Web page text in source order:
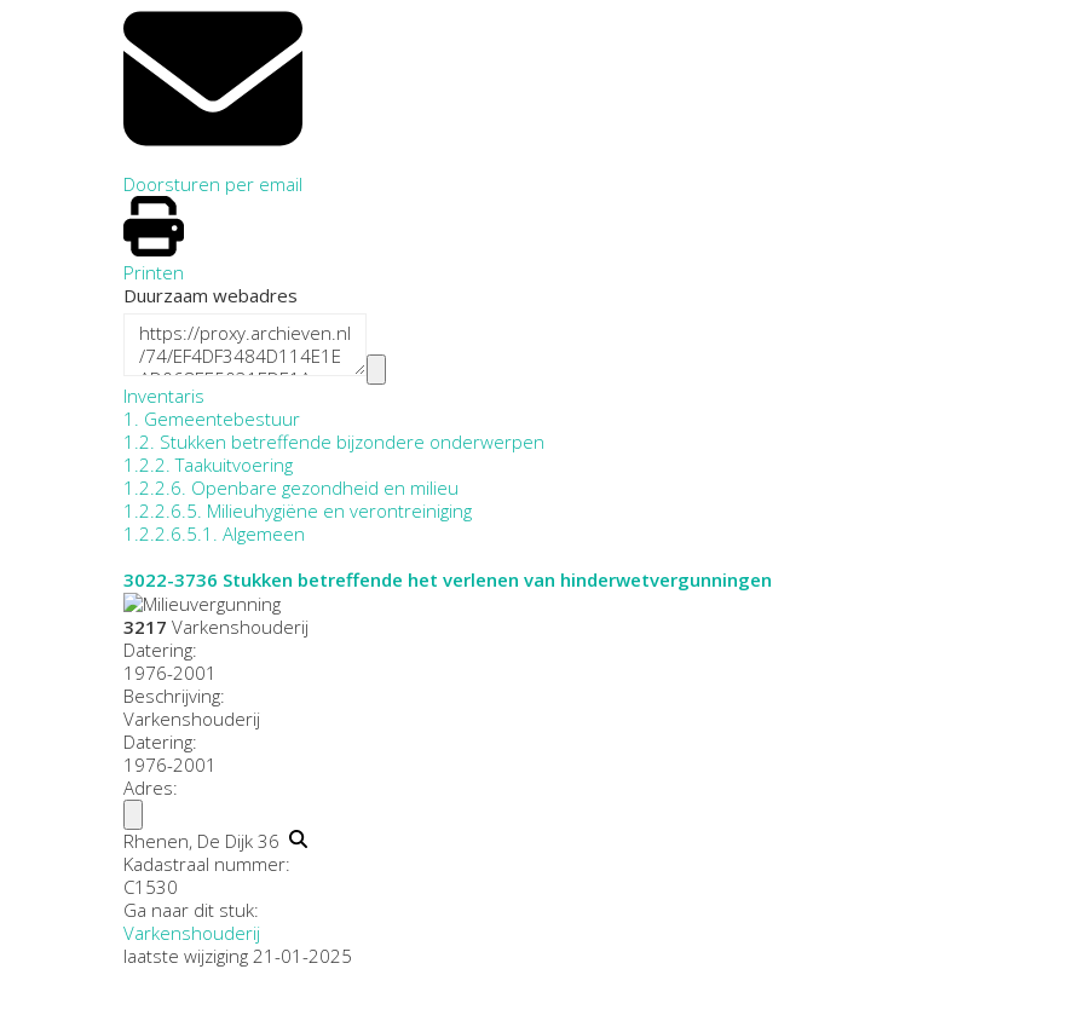
Doorsturen per email
Printen
Duurzaam webadres
Inventaris
1. Gemeentebestuur
1.2. Stukken betreffende bijzondere onderwerpen
1.2.2. Taakuitvoering
1.2.2.6. Openbare gezondheid en milieu
1.2.2.6.5. Milieuhygiëne en verontreiniging
1.2.2.6.5.1. Algemeen
3022-3736 Stukken betreffende het verlenen van hinderwetvergunningen
3217 Varkenshouderij
Datering:
1976-2001
Beschrijving:
Varkenshouderij
Datering:
1976-2001
Adres:
Rhenen, De Dijk 36
Kadastraal nummer:
C1530
Ga naar dit stuk:
Varkenshouderij
laatste wijziging 21-01-2025